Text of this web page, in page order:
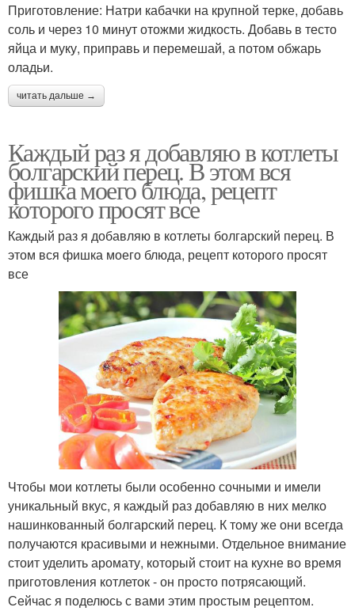
Приготовление: Натри кабачки на крупной терке, добавь
соль и через 10 минут отожми жидкость. Добавь в тесто
яйца и муку, приправь и перемешай, а потом обжарь
оладьи.
читать дальше →
Каждый раз я добавляю в котлеты
болгарский перец. В этом вся
фишка моего блюда, рецепт
которого просят все
Каждый раз я добавляю в котлеты болгарский перец. В
этом вся фишка моего блюда, рецепт которого просят
все
Чтобы мои котлеты были особенно сочными и имели
уникальный вкус, я каждый раз добавляю в них мелко
нашинкованный болгарский перец. К тому же они всегда
получаются красивыми и нежными. Отдельное внимание
стоит уделить аромату, который стоит на кухне во время
приготовления котлеток - он просто потрясающий.
Сейчас я поделюсь с вами этим простым рецептом.